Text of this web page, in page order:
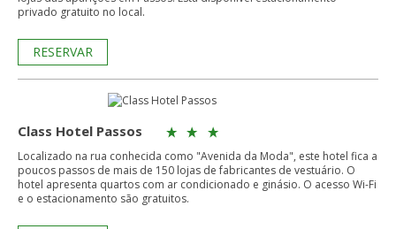
privado gratuito no local.
RESERVAR
Class Hotel Passos
Localizado na rua conhecida como "Avenida da Moda", este hotel fica a
poucos passos de mais de 150 lojas de fabricantes de vestuário. O
hotel apresenta quartos com ar condicionado e ginásio. O acesso Wi-Fi
e o estacionamento são gratuitos.